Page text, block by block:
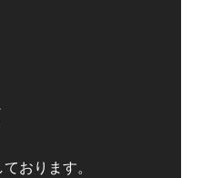
おります。